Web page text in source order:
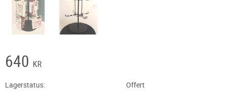
640 KR
Lagerstatus
Offert